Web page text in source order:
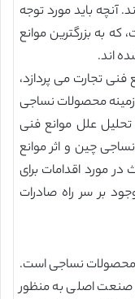
آنچه باید مورد توجه
که به بزرگترین موانع
اند.
تجارت می پردازد،
محصولات نساجی
تحلیل علل موانع فنی
چین و اثر موانع
مورد اقدامات برای
بر سر راه صادرات
محصولات نساجی است.
اصلی به منظور